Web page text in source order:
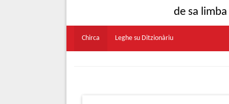
de sa
Chirca Leghe su Ditzionàriu